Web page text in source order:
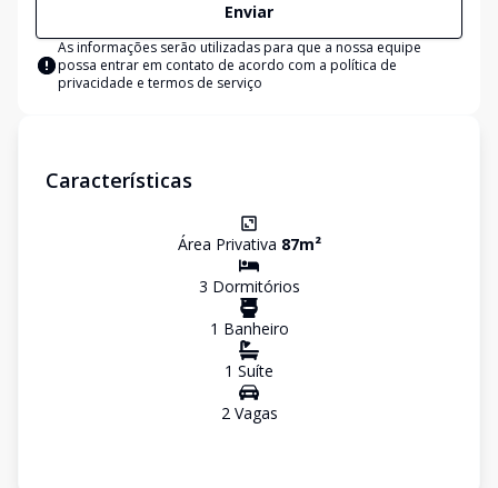
Enviar
As informações serão utilizadas para que a nossa equipe
possa entrar em contato de acordo com a política de
privacidade e termos de serviço
Características
Área Privativa 87m²
3 Dormitórios
1 Banheiro
1 Suíte
2Vagas